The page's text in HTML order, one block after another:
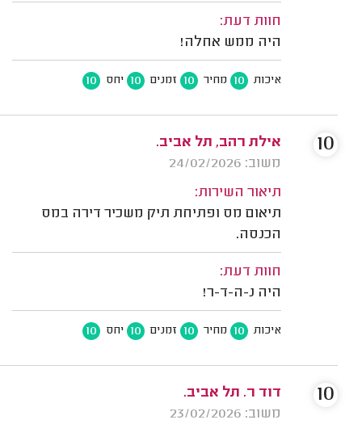
חוות דעת:
היה ממש אחלה!
איכות 10 מחיר 10 זמנים 10 יחס 10
אילת רהב, תל אביב.
משוב: 24/02/2026
תיאור השירות:
תיאום מס ופתיחת תיק משכיר דירה במס
הכנסה.
חוות דעת:
היה נ-ה-ד-ר!
איכות 10 מחיר 10 זמנים 10 יחס 10
10
דוד ר. תל אביב.
משוב: 23/02/2026
10